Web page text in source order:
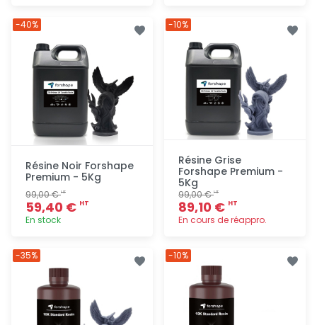
Résine Noir Forshape
Premium - 5Kg
99,00 €HT
59,40 € HT
En stock
-40%
Résine Grise
Forshape Premium -
5Kg
99,00 €HT
89,10 € HT
En cours de réappro.
-10%
-35% -10%